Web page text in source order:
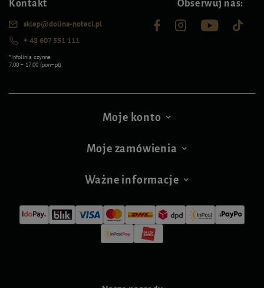
Kontakt
sklep@dolina-noteci.pl
+ 48 607 551 111
*Infolinia czynna
7:00 – 17:00 (pon–pt)
Obserwuj nas:
Moje konto
Moje zamówienia
Ważne informacje